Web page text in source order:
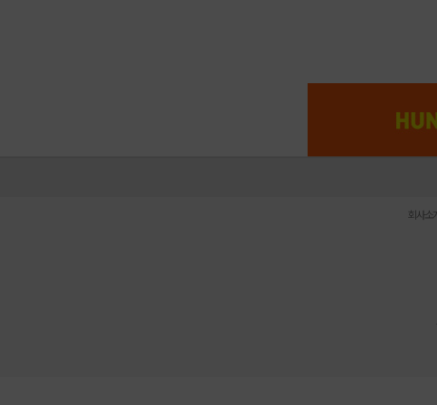
회사소